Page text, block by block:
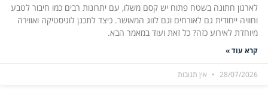
לארגון חתונה בשטח פתוח יש קסם משלו, עם יתרונות רבים כמו חיבור לטבע
וחוויה ייחודית גם לאורחים וגם לזוג המאושר. כיצד לתכנן לוגיסטיקה ואווירה
מיוחדת לאירוע כזה? כל זאת ועוד במאמר הבא.
קרא עוד »
28/07/2026 אין תגובות